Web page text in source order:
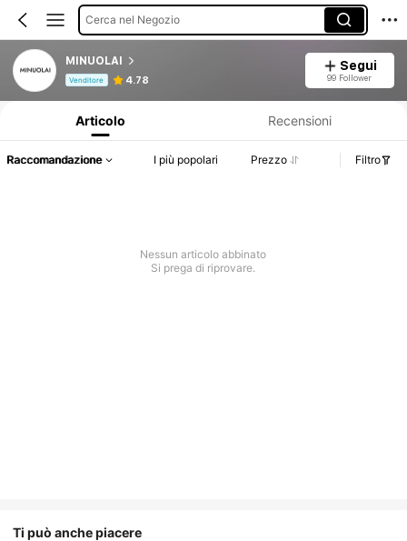
Cerca nel Negozio
MINUOLAI
Venditore 4.78
Segui
99 Follower
Articolo Recensioni
Raccomandazione I più popolari Prezzo Filtro
Nessun articolo abbinato
Si prega di riprovare.
Ti può anche piacere